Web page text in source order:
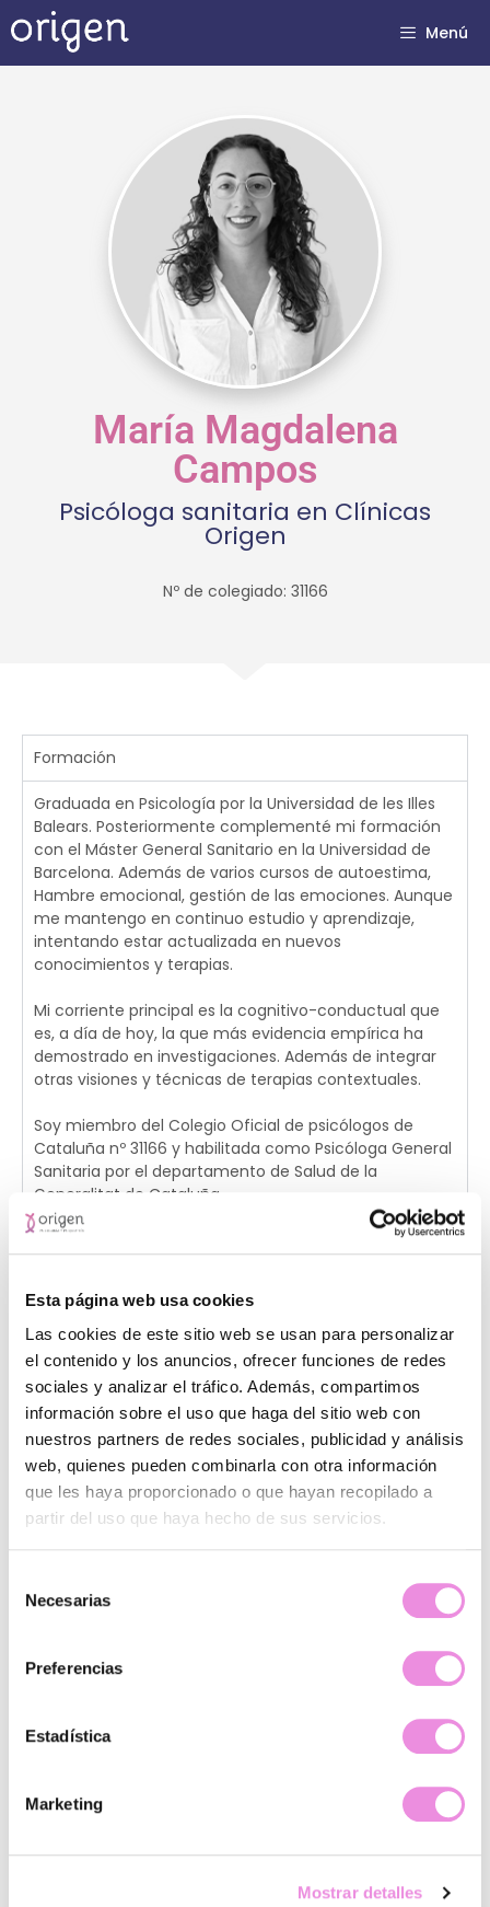
Esta página web usa cookies
Las cookies de este sitio web se usan para personalizar
el contenido y los anuncios, ofrecer funciones de redes
sociales y analizar el tráfico. Además, compartimos
información sobre el uso que haga del sitio web con
nuestros partners de redes sociales, publicidad y análisis
web, quienes pueden combinarla con otra información
que les haya proporcionado o que hayan recopilado a
partir del uso que haya hecho de sus servicios.
Necesarias
Preferencias
Estadística
Marketing
Mostrar detalles
Menú
María Magdalena
Campos
Psicóloga sanitaria en Clínicas
Origen
Nº de colegiado: 31166
Formación
Graduada en Psicología por la Universidad de les Illes
Balears. Posteriormente complementé mi formación
con el Máster General Sanitario en la Universidad de
Barcelona. Además de varios cursos de autoestima,
Hambre emocional, gestión de las emociones. Aunque
me mantengo en continuo estudio y aprendizaje,
intentando estar actualizada en nuevos
conocimientos y terapias.
Mi corriente principal es la cognitivo-conductual que
es, a día de hoy, la que más evidencia empírica ha
demostrado en investigaciones. Además de integrar
otras visiones y técnicas de terapias contextuales.
Soy miembro del Colegio Oficial de psicólogos de
Cataluña nº 31166 y habilitada como Psicóloga General
Sanitaria por el departamento de Salud de la
Generalitat de Cataluña.
Otros datos
Clínicas donde trabaja
¿Quiénes somos?
Sistema integral de mejora